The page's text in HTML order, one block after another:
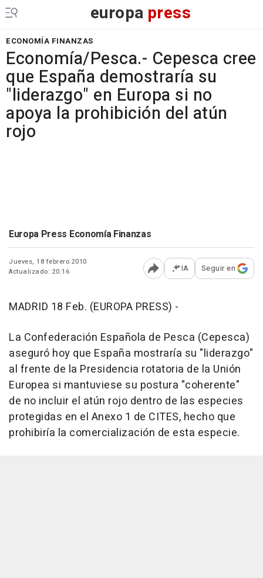
europa press
ECONOMÍA FINANZAS
Economía/Pesca.- Cepesca cree
que España demostraría su
"liderazgo" en Europa si no
apoya la prohibición del atún
rojo
Europa Press Economía Finanzas
Jueves, 18 febrero 2010
Actualizado: 20:16
Abrir opciones para
IA Seguir en
MADRID 18 Feb. (EUROPA PRESS) -
La Confederación Española de Pesca (Cepesca)
aseguró hoy que España mostraría su "liderazgo"
al frente de la Presidencia rotatoria de la Unión
Europea si mantuviese su postura "coherente"
de no incluir el atún rojo dentro de las especies
protegidas en el Anexo 1 de CITES, hecho que
prohibiría la comercialización de esta especie.